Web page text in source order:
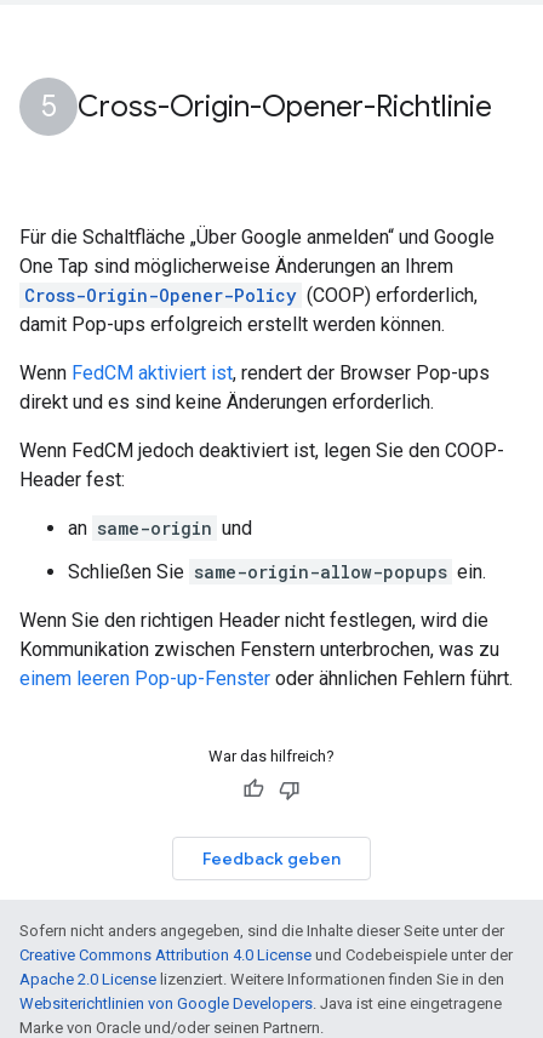
Cross-Origin-Opener-Richtlinie
Für die Schaltfläche „Über Google anmelden“ und Google
One Tap sind möglicherweise Änderungen an Ihrem
Cross-Origin-Opener-Policy (COOP) erforderlich,
damit Pop-ups erfolgreich erstellt werden können.
Wenn FedCM aktiviert ist, rendert der Browser Pop-ups
direkt und es sind keine Änderungen erforderlich.
Wenn FedCM jedoch deaktiviert ist, legen Sie den COOP-
Header fest:
an same-origin und
Schließen Sie same-origin-allow-popups ein.
Wenn Sie den richtigen Header nicht festlegen, wird die
Kommunikation zwischen Fenstern unterbrochen, was zu
einem leeren Pop-up-Fenster oder ähnlichen Fehlern führt.
War das hilfreich?
Feedback geben
Sofern nicht anders angegeben, sind die Inhalte dieser Seite unter der
Creative Commons Attribution 4.0 License und Codebeispiele unter der
Apache 2.0 License lizenziert. Weitere Informationen finden Sie in den
Websiterichtlinien von Google Developers . Java ist eine eingetragene
Marke von Oracle und/oder seinen Partnern.